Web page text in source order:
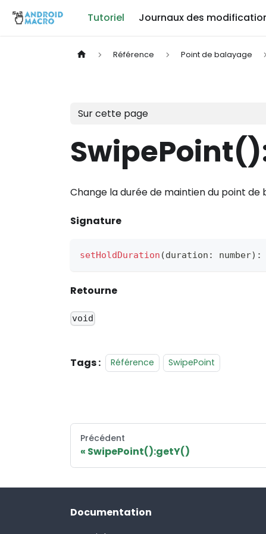
Tutoriel Journaux des
Référence Point de balayage
Sur cette page
SwipePoint()
Change la durée de maintien du point de
Signature
setHoldDuration (duration : number) :
Retourne
void
Tags : Référence SwipePoint
Précédent
SwipePoint():getY()
Documentation